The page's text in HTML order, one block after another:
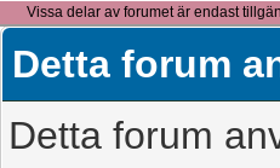
Vissa delar av forumet är endast
detta meddelande.
Detta forum
Detta forum